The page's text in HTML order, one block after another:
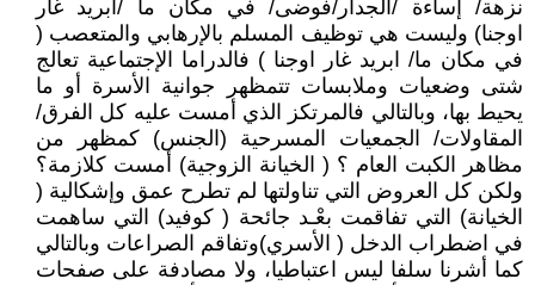
نزهة/ إساءة /الجدار/فوضى/ في مكان ما /ابريد غار
اوجنا) وليست هي توظيف المسلم بالإرهابي والمتعصب (
في مكان ما/ ابريد غار اوجنا ) فالدراما الإجتماعية تعالج
شتى وضعيات وملابسات تتمظهر جوانية الأسرة أو ما
يحيط بها، وبالتالي فالمرتكز الذي أمست عليه كل الفرق/
المقاولات/ الجمعيات المسرحية (الجنس) كمظهر من
مظاهر الكبت العام ؟ ( الخيانة الزوجية) أمست كلازمة؟
ولكن كل العروض التي تناولتها لم تطرح عمق وإشكالية (
الخيانة) التي تفاقمت بعْـد جائحة ( كوفيد) التي ساهمت
في اضطراب الدخل ( الأسري)وتفاقم الصراعات وبالتالي
كما أشرنا سلفا ليس اعتباطيا، ولا مصادفة على صفحات